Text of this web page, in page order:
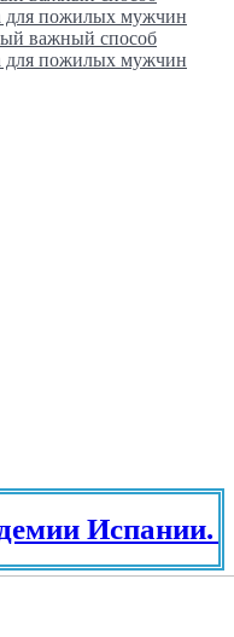
для пожилых мужчин
важный способ
для пожилых мужчин
Испании.